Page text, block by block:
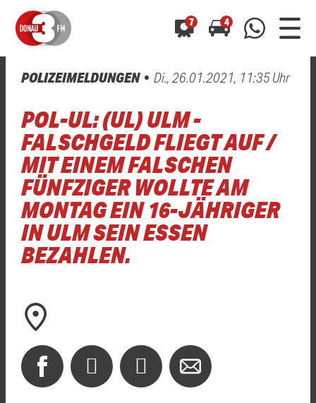
7 4
0800 0 490 400
01520 242 3333
Hast du auch einen Blitzer oder eine Verkehrsbehinderung
gesehen? Ganz einfach melden - kostenlos unter0800 0 490 400
oder per WhatsApp 01520 242 3333
Hast du auch einen Blitzer oder eine Verkehrsbehinderung
gesehen? Ganz einfach melden - kostenlos unter0800 0 490 400
oder per WhatsApp 01520 242 3333
POLIZEIMELDUNGEN Di., 26.01.2021, 11:35 Uhr
POL-UL: (UL) ULM -
FALSCHGELD FLIEGT AUF /
MIT EINEM FALSCHEN
FÜNFZIGER WOLLTE AM
MONTAG EIN 16-JÄHRIGER
IN ULM SEIN ESSEN
BEZAHLEN.